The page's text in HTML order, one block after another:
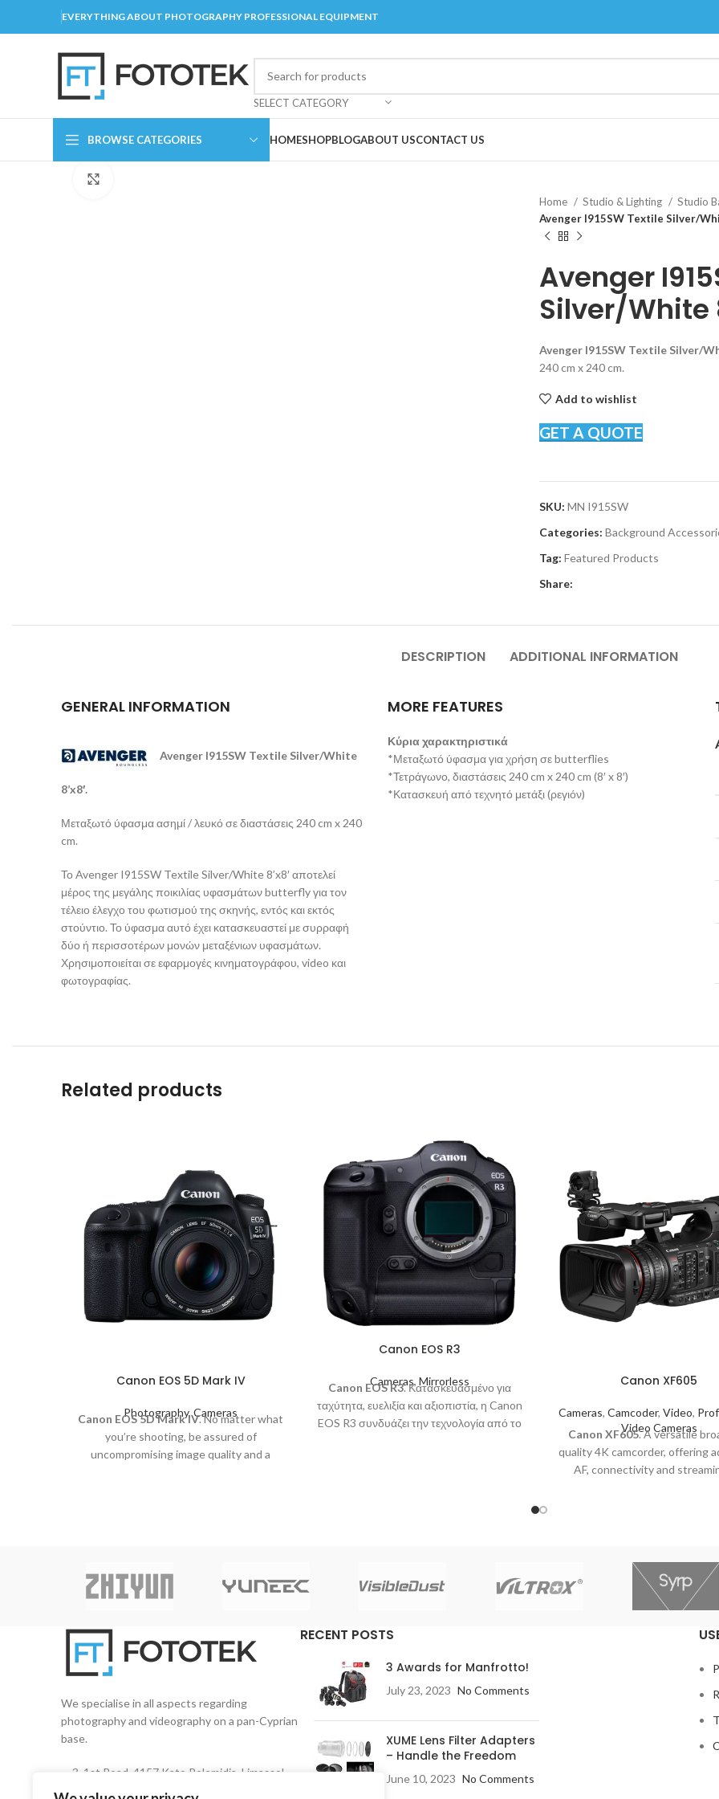
EVERYTHING ABOUT PHOTOGRAPHY PROFESSIONAL EQUIPMENT
SELECT CATEGORY
BROWSE CATEGORIES HOMESHOPBLOGABOUT USCONTACT US
Home Studio & Lighting Studio
Avenger I915SW Textile Silver/
Avenger
Silver/White
Avenger I915SW Textile Silver/
240 cm x 240 cm.
Add to wishlist
GET A QUOTE
SKU: MN I915SW
Categories: Background
Tag: Featured Products
Share:
DESCRIPTION ADDITIONAL INFORMATION
GENERAL INFORMATION
Avenger I915SW Textile Silver/White
8’x8′.
Μεταξωτό ύφασμα ασημί / λευκό σε διαστάσεις 240 cm x 240
cm.
Το Avenger I915SW Textile Silver/White 8’x8′ αποτελεί
μέρος της μεγάλης ποικιλίας υφασμάτων butterfly για τον
τέλειο έλεγχο του φωτισμού της σκηνής, εντός και εκτός
στούντιο. Το ύφασμα αυτό έχει κατασκευαστεί με συρραφή
δύο ή περισσοτέρων μονών μεταξένιων υφασμάτων.
Χρησιμοποιείται σε εφαρμογές κινηματογράφου, video και
φωτογραφίας.
MORE FEATURES
Κύρια χαρακτηριστικά
*Μεταξωτό ύφασμα για χρήση σε butterflies
*Τετράγωνο, διαστάσεις 240 cm x 240 cm (8′ x 8′)
*Κατασκευή από τεχνητό μετάξι (ρεγιόν)
Related products
Canon EOS 5D Mark IV
Photography,Cameras
Canon EOS 5D Mark IV. No matter what
you’re shooting, be assured of
uncompromising image quality and a
Canon EOS R3
Cameras, Mirrorless
Canon EOS R3. Κατασκευασμένο για
ταχύτητα, ευελιξία και αξιοπιστία, η Canon
EOS R3 συνδυάζει την τεχνολογία από το
3 μετά την ταινία
Canon XF605
Cameras, Camcoder, Video,
Video Cameras
Canon XF605. A versatile
quality 4K camcorder, offering
AF, connectivity and
We specialise in all aspects regarding
photography and videography on a pan-Cyprian
base.
3, 1st Road, 4157 Kato Polemidia, Limassol,
Cyprus
RECENT POSTS
3 Awards for Manfrotto!
July 23, 2023 No Comments
XUME Lens Filter Adapters
– Handle the Freedom
June 10, 2023 No Comments